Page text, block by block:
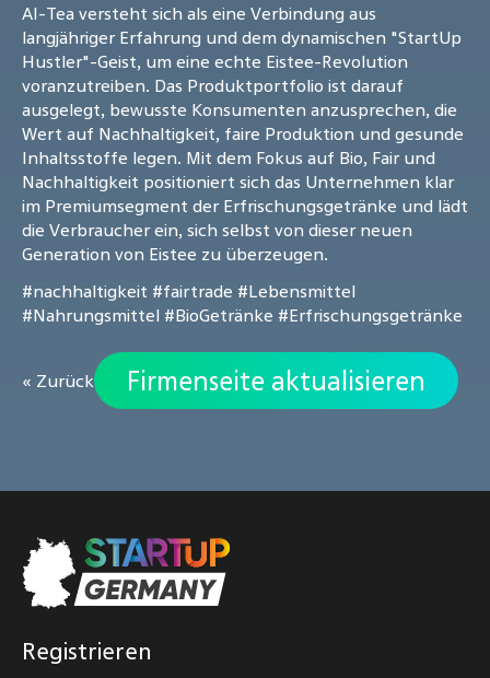
AI-Tea versteht sich als eine Verbindung aus
langjähriger Erfahrung und dem dynamischen "StartUp
Hustler"-Geist, um eine echte Eistee-Revolution
voranzutreiben. Das Produktportfolio ist darauf
ausgelegt, bewusste Konsumenten anzusprechen, die
Wert auf Nachhaltigkeit, faire Produktion und gesunde
Inhaltsstoffe legen. Mit dem Fokus auf Bio, Fair und
Nachhaltigkeit positioniert sich das Unternehmen klar
im Premiumsegment der Erfrischungsgetränke und lädt
die Verbraucher ein, sich selbst von dieser neuen
Generation von Eistee zu überzeugen.
#nachhaltigkeit #fairtrade #Lebensmittel
#Nahrungsmittel #BioGetränke #Erfrischungsgetränke
« Zurück Firmenseite aktualisieren
Registrieren